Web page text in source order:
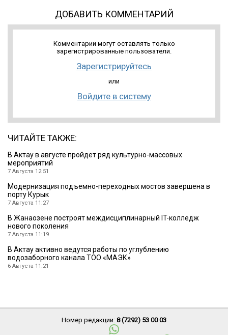
ДОБАВИТЬ КОММЕНТАРИЙ
Комментарии могут оставлять только
зарегистрированные пользователи.
Зарегистрируйтесь
или
Войдите в систему
ЧИТАЙТЕ ТАКЖЕ:
В Актау в августе пройдет ряд культурно-массовых
мероприятий
7 Августа 12:51
Модернизация подъемно-переходных мостов завершена в
порту Курык
7 Августа 11:27
В Жанаозене построят междисциплинарный IT-колледж
нового поколения
7 Августа 11:19
В Актау активно ведутся работы по углублению
водозаборного канала ТОО «МАЭК»
6 Августа 11:21
Номер редакции: 8 (7292) 53 00 03